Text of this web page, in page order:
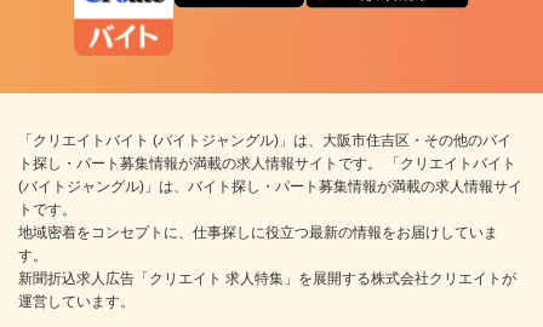
「クリエイトバイト (バイトジャングル)」は、大阪市住吉区・その他のバイ
ト探し・パート募集情報が満載の求人情報サイトです。 「クリエイトバイト
(バイトジャングル)」は、バイト探し・パート募集情報が満載の求人情報サイ
トです。
地域密着をコンセプトに、仕事探しに役立つ最新の情報をお届けしていま
す。
新聞折込求人広告「クリエイト 求人特集」を展開する株式会社クリエイトが
運営しています。